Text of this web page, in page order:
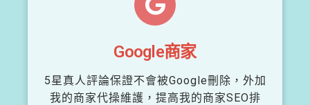
Google商家
5星真人評論保證不會被Google刪除，外加
我的商家代操維護，提高我的商家SEO排